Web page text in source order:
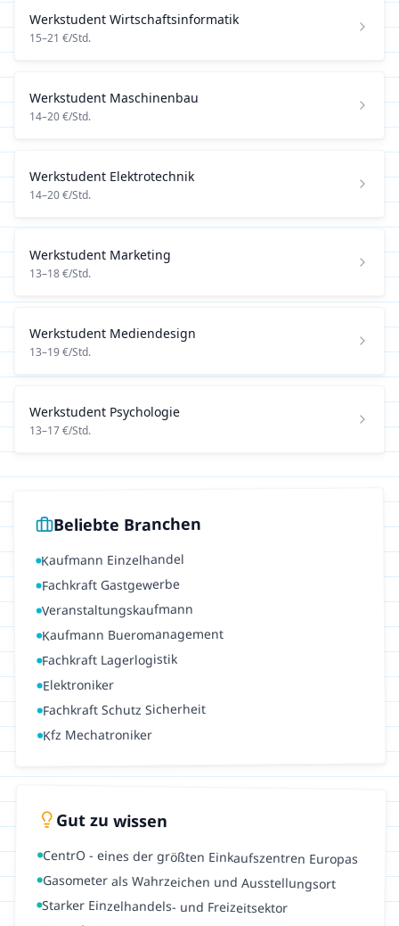
Werkstudent Wirtschaftsinformatik
15–21 €/Std.
Werkstudent Maschinenbau
14–20€/Std.
Werkstudent Elektrotechnik
14–20€/Std.
Werkstudent Marketing
13–18€/Std.
Werkstudent Mediendesign
13–19€/Std.
Werkstudent Psychologie
13–17€/Std.
Beliebte Branchen
Kaufmann Einzelhandel
Fachkraft Gastgewerbe
Veranstaltungskaufmann
Kaufmann Bueromanagement
Fachkraft Lagerlogistik
Elektroniker
Fachkraft Schutz Sicherheit
Kfz Mechatroniker
Gut zu wissen
CentrO - eines der größten Einkaufszentren Europas
Gasometer als Wahrzeichen und Ausstellungsort
Starker Einzelhandels- und Freizeitsektor